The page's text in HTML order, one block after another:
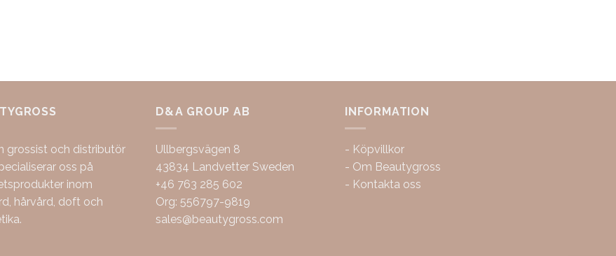
grossist och distributör
oss på
inom
hårvård, doft och
D&A GROUP AB
Ullbergsvägen 8
43834 Landvetter Sweden
+46 763 285 602
Org: 556797-9819
sales@beautygross.com
INFORMATION
- Köpvillkor
- Om Beautygross
- Kontakta oss